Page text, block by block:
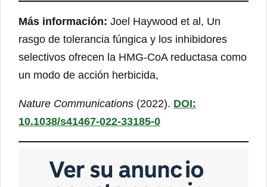
Más información: Joel Haywood et al, Un
rasgo de tolerancia fúngica y los inhibidores
selectivos ofrecen la HMG-CoA reductasa como
un modo de acción herbicida,
Nature Communications (2022). DOI:
10.1038/s41467-022-33185-0